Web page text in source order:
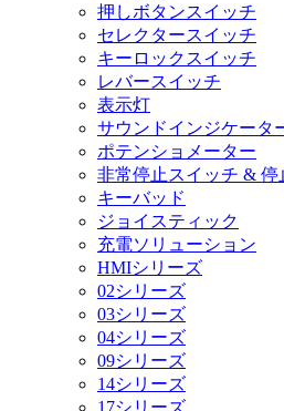
押しボタンスイッチ
セレクタースイッチ
キーロックスイッチ
レバースイッチ
表示灯
サウンドインジケータ
ポテンショメーター
非常停止スイッチ & 停
キーバッド
ジョイスティック
充電ソリューション
HMIシリーズ
02シリーズ
03シリーズ
04シリーズ
09シリーズ
14シリーズ
17シリーズ